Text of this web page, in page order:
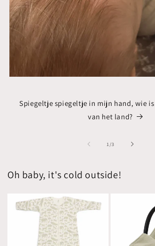
Spiegeltje spiegeltje in mijn hand, wie
van het land?
1 /van
3
Oh baby, it's cold outside!